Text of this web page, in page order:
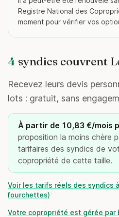
Registre National des
moment pour vérifier vos
4 syndics couvrent
Recevez leurs devis
lots : gratuit, sans
À partir de 10,83 €/mois
proposition la moins chère
tarifaires des syndics de
copropriété de cette taille.
Voir les tarifs réels des syndics
fourchettes)
Votre copropriété est gérée par